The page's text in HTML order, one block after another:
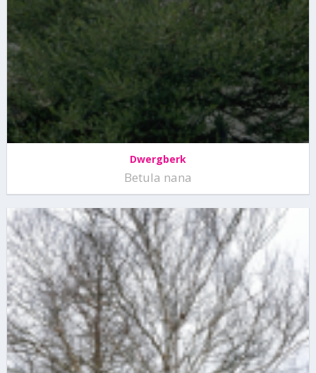
Dwergberk
Betula nana